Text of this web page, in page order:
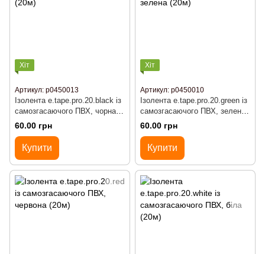
Хіт
Артикул: р0450013
Ізолента e.tape.pro.20.black із
самозгасаючого ПВХ, чорна
(20м)
60.00 грн
Купити
Хіт
Артикул: р0450010
Ізолента e.tape.pro.20.green із
самозгасаючого ПВХ, зелена
(20м)
60.00 грн
Купити